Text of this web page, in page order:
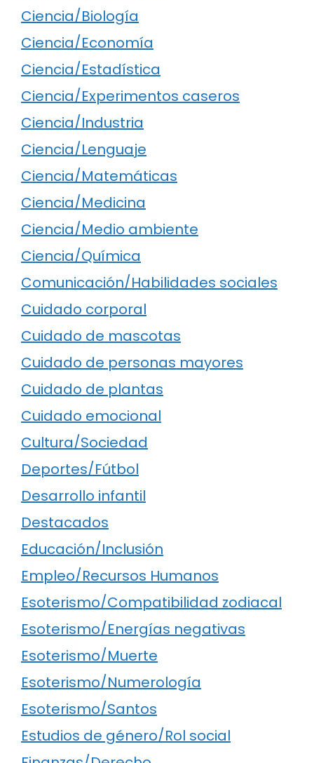
Ciencia/Biología
Ciencia/Economía
Ciencia/Estadística
Ciencia/Experimentos caseros
Ciencia/Industria
Ciencia/Lenguaje
Ciencia/Matemáticas
Ciencia/Medicina
Ciencia/Medio ambiente
Ciencia/Química
Comunicación/Habilidades sociales
Cuidado corporal
Cuidado de mascotas
Cuidado de personas mayores
Cuidado de plantas
Cuidado emocional
Cultura/Sociedad
Deportes/Fútbol
Desarrollo infantil
Destacados
Educación/Inclusión
Empleo/Recursos Humanos
Esoterismo/Compatibilidad zodiacal
Esoterismo/Energías negativas
Esoterismo/Muerte
Esoterismo/Numerología
Esoterismo/Santos
Estudios de género/Rol social